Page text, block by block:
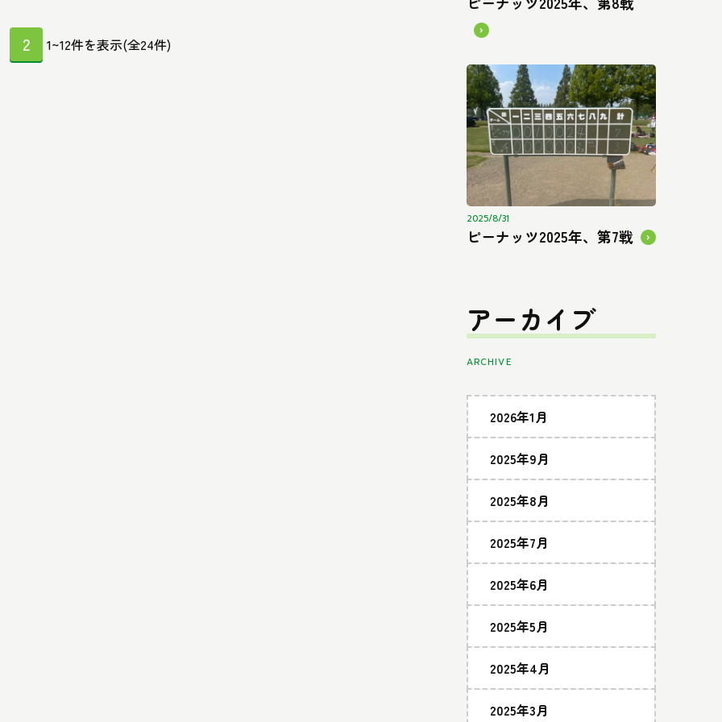
2 1~12件を表示(全24件)
2025/8/31
ピーナッツ2025年、第7戦
アーカイブ
ARCHIVE
2026年1月
2025年9月
2025年8月
2025年7月
2025年6月
2025年5月
2025年4月
2025年3月